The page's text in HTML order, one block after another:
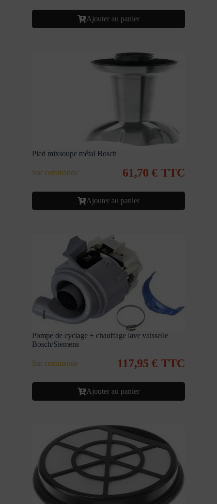
Ajouter au panier
Pied mixsoupe métal Bosch
Sur commande 61,70 € TTC
Ajouter au panier
Pompe de cyclage + chauffage lave vaisselle
Bosch/Siemens
Sur commande 117,95 € TTC
Ajouter au panier